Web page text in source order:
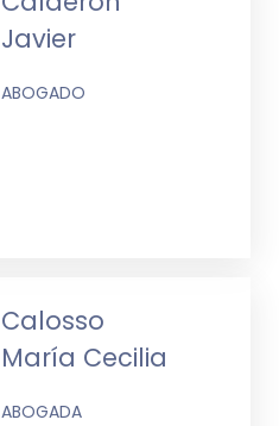
Javier
ABOGADO
Calosso
María Cecilia
ABOGADA